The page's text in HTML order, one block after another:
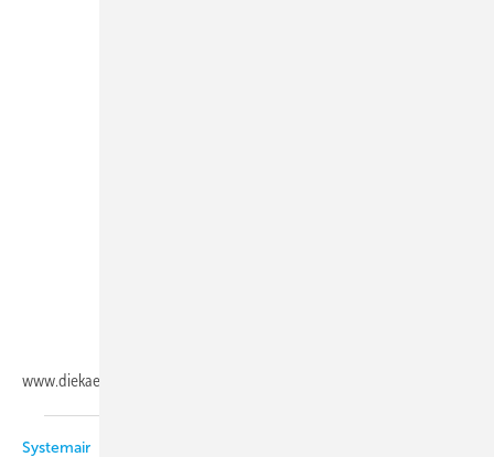
www.diekaelte.de/Gentner.dll/PL_102988_724596
Systemair